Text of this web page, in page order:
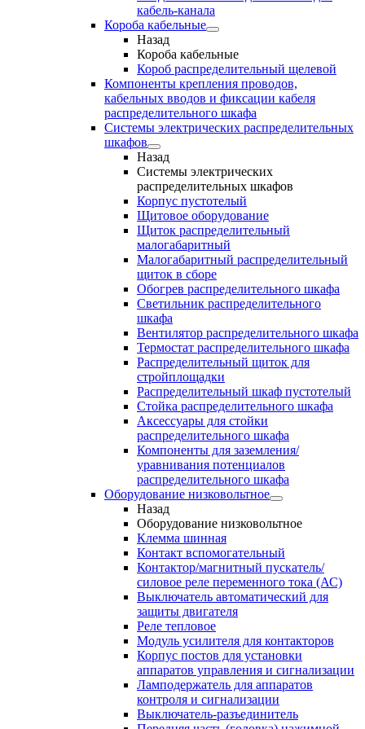
кабель-канала
Короба кабельные
Назад
Короба кабельные
Короб распределительный щелевой
Компоненты крепления проводов,
кабельных вводов и фиксации кабеля
распределительного шкафа
Системы электрических распределительных
шкафов
Назад
Системы электрических
распределительных шкафов
Корпус пустотелый
Щитовое оборудование
Щиток распределительный
малогабаритный
Малогабаритный распределительный
щиток в сборе
Обогрев распределительного шкафа
Светильник распределительного
шкафа
Вентилятор распределительного шкафа
Термостат распределительного шкафа
Распределительный щиток для
стройплощадки
Распределительный шкаф пустотелый
Стойка распределительного шкафа
Аксессуары для стойки
распределительного шкафа
Компоненты для заземления/
уравнивания потенциалов
распределительного шкафа
Оборудование низковольтное
Назад
Оборудование низковольтное
Клемма шинная
Контакт вспомогательный
Контактор/магнитный пускатель/
силовое реле переменного тока (АС)
Выключатель автоматический для
защиты двигателя
Реле тепловое
Модуль усилителя для контакторов
Корпус постов для установки
аппаратов управления и сигнализации
Ламподержатель для аппаратов
контроля и сигнализации
Выключатель-разъединитель